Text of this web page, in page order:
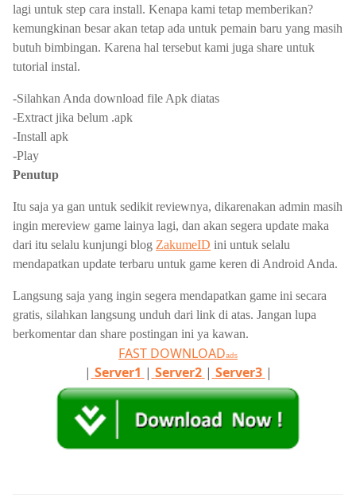
lagi untuk step cara install. Kenapa kami tetap memberikan?
kemungkinan besar akan tetap ada untuk pemain baru yang masih
butuh bimbingan. Karena hal tersebut kami juga share untuk
tutorial instal.
-Silahkan Anda download file Apk diatas
-Extract jika belum .apk
-Install apk
-Play
Penutup
Itu saja ya gan untuk sedikit reviewnya, dikarenakan admin masih
ingin mereview game lainya lagi, dan akan segera update maka
dari itu selalu kunjungi blog ZakumeID ini untuk selalu
mendapatkan update terbaru untuk game keren di Android Anda.
Langsung saja yang ingin segera mendapatkan game ini secara
gratis, silahkan langsung unduh dari link di atas. Jangan lupa
berkomentar dan share postingan ini ya kawan.
FAST DOWNLOADads
| Server1 | Server2 | Server3 |